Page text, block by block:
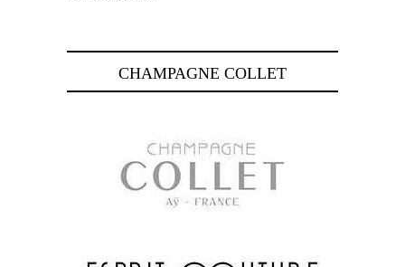
CHAMPAGNE COLLET